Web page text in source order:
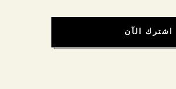
اشترك الآن